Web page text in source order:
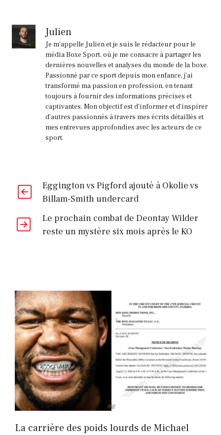
Julien
Je m'appelle Julien et je suis le rédacteur pour le
média Boxe Sport, où je me consacre à partager les
dernières nouvelles et analyses du monde de la boxe.
Passionné par ce sport depuis mon enfance, j'ai
transformé ma passion en profession, en tenant
toujours à fournir des informations précises et
captivantes. Mon objectif est d'informer et d'inspirer
d'autres passionnés à travers mes écrits détaillés et
mes entrevues approfondies avec les acteurs de ce
sport.
Eggington vs Pigford ajouté à Okolie vs
Billam-Smith undercard
Le prochain combat de Deontay Wilder
reste un mystère six mois après le KO
La carrière des poids lourds de Michael